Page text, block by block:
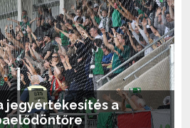
jegyértékesítés a